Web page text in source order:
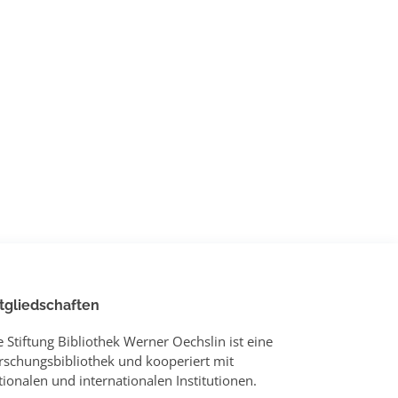
Stiftung Bibliothek Werner Oechslin ist eine
und kooperiert mit
und internationalen Institutionen.